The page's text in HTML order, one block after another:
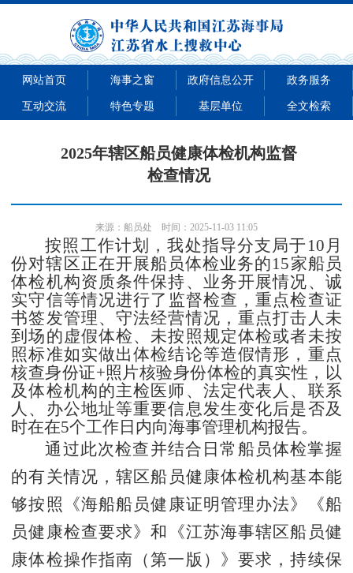
网站首页 海事之窗 政府信息公开 政务服务
互动交流 特色专题 基层单位 全文检索
2025年辖区船员健康体检机构监督
检查情况
来源： 船员处 时间：2025-11-03 11:05
按照工作计划，我处指导分支局于 10月
份对辖区 正在开展船员体检业务的15家船员
体检机构资质条件保持、 业务开展情况、诚
实守信等情况进行了监督检查，重点检查证
书签发管理、守法经营情况，重点打击人未
到场的虚假体检、未按照规定体检或者未按
照标准如实做出体检结论等造假情形，重点
核查身份证+照片核验身份体检的真实性，以
及体检机构的主检医师、法定代表人、联系
人、办公地址等重要信息发生变化后是否及
时在在5个工作日内向海事管理机构报告。
通过此次检查并结合日常船员体检掌握
的有关情况，辖区船员健康体检机构基本能
够按照
《海船船员健康证明管理办法》
《船
员健康检查要求》和
《江苏海事辖区船员健
康体检操作指南（第一版）》要求 ，持续保